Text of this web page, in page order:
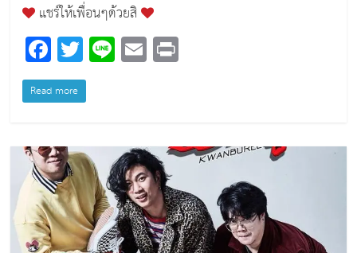
แชร์ให้เพื่อนๆด้วยสิ
F
a
c
b
o
o
k
T
wi
tt
Li
n
E
m
Read more